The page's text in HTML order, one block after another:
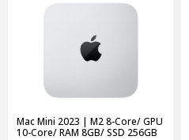
Mac Mini 2023 | M2 8-Core/ GPU
10-Core/ RAM 8GB/ SSD 256GB